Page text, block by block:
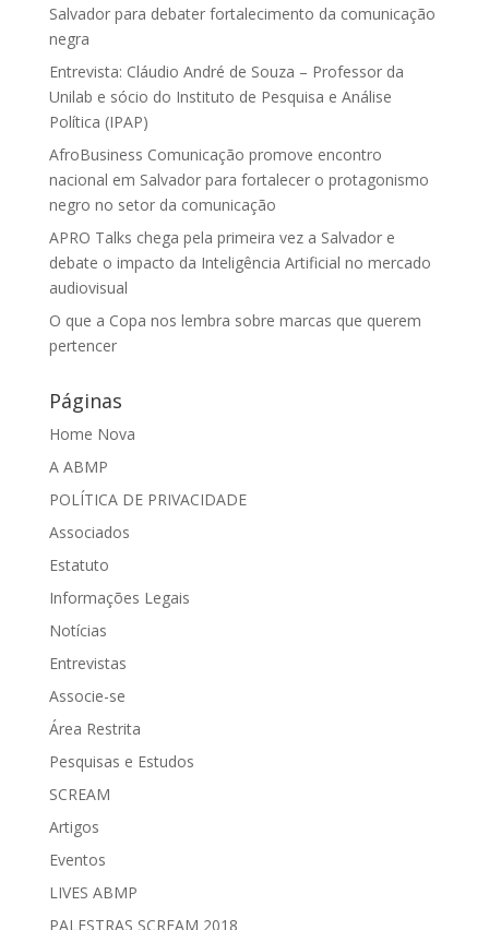
Salvador para debater fortalecimento da comunicação
negra
Entrevista: Cláudio André de Souza – Professor da
Unilab e sócio do Instituto de Pesquisa e Análise
Política (IPAP)
AfroBusiness Comunicação promove encontro
nacional em Salvador para fortalecer o protagonismo
negro no setor da comunicação
APRO Talks chega pela primeira vez a Salvador e
debate o impacto da Inteligência Artificial no mercado
audiovisual
O que a Copa nos lembra sobre marcas que querem
pertencer
Páginas
Home Nova
A ABMP
POLÍTICA DE PRIVACIDADE
Associados
Estatuto
Informações Legais
Notícias
Entrevistas
Associe-se
Área Restrita
Pesquisas e Estudos
SCREAM
Artigos
Eventos
LIVES ABMP
PALESTRAS SCREAM 2018